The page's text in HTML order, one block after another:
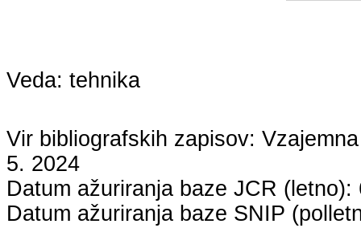
Veda: tehnika
Vir bibliografskih zapisov:
5. 2024
Datum ažuriranja baze JCR (letno):
Datum ažuriranja baze SNIP